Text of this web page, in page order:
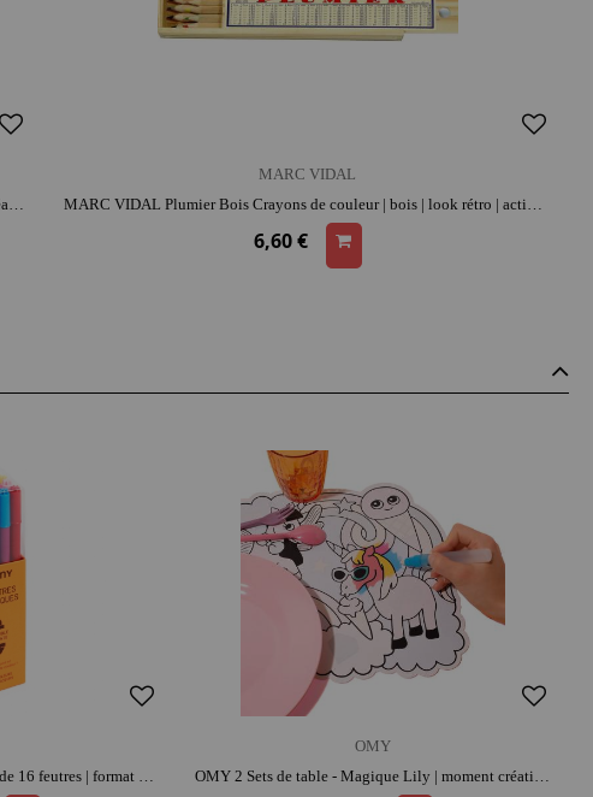
MARC VIDAL
6,60 €
OMY